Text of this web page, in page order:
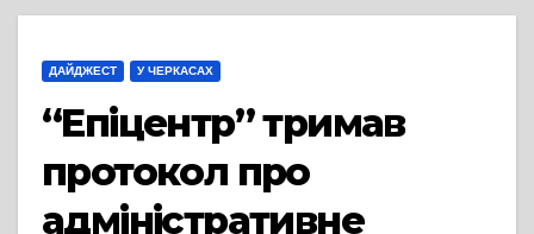
ДАЙДЖЕСТ У ЧЕРКАСАХ
“Епіцентр” тримав
протокол про
адміністративне